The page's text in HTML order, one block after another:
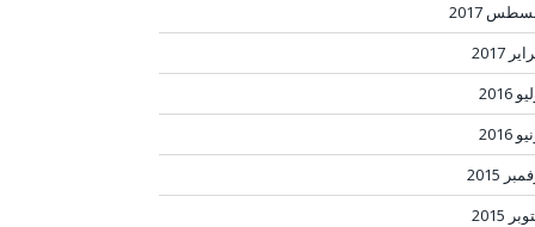
2017
2017
2016
2016
2015
2015